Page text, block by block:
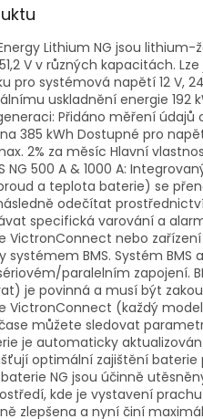
Lithium NG jsou
V v různých kapacitách.
pro systémová napětí 12 V,
uskladnění energie 192
Přidáno měření
385 kWh Dostupné pro
2% za měsíc Hlavní
NG 500 A & 1000 A:
a teplota baterie) se
odečítat
specifická varování a
nebo
systémem BMS. Systém
paralelním zapojení.
je povinná a musí být
VictronConnect (každý
můžete sledovat
je automaticky
optimální zajištění
NG jsou účinně
kde je vystavení
zlepšena a nyní činí